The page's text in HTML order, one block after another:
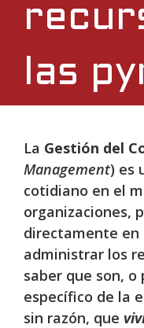
las
La Gestión del
Management) es
cotidiano en el
organizaciones,
directamente en
administrar los
saber que son,
específico de la
sin razón, que